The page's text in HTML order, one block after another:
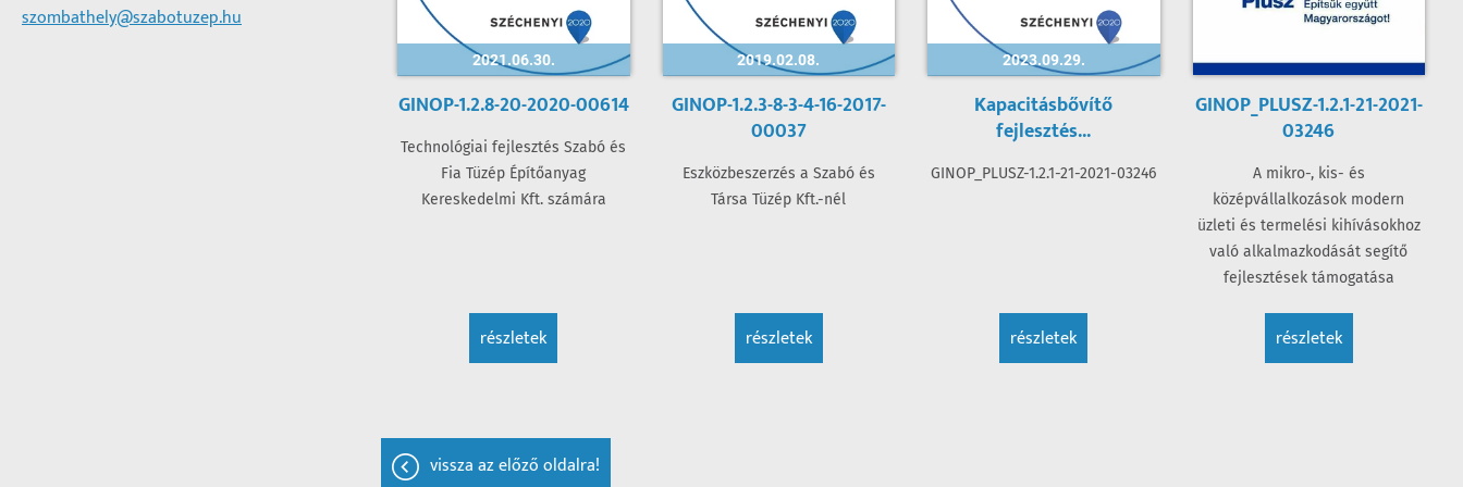
szombathely@szabotuzep.hu
2021.06.30.
GINOP-1.2.8-20-2020-00614
Technológiai fejlesztés Szabó és
Fia Tüzép Építőanyag
Kereskedelmi Kft. számára
részletek
2019.02.08.
GINOP-1.2.3-8-3-4-16-2017-
00037
Eszközbeszerzés a Szabó és
Társa Tüzép Kft.-nél
részletek
2023.09.29.
Kapacitásbővítő
fejlesztés...
GINOP_PLUSZ-1.2.1-21-2021-03246
részletek
GINOP_PLUSZ-1.2.1-21-2021-
03246
A mikro-, kis- és
középvállalkozások modern
üzleti és termelési kihívásokhoz
való alkalmazkodását segítő
fejlesztések támogatása
részletek
vissza az előző oldalra!